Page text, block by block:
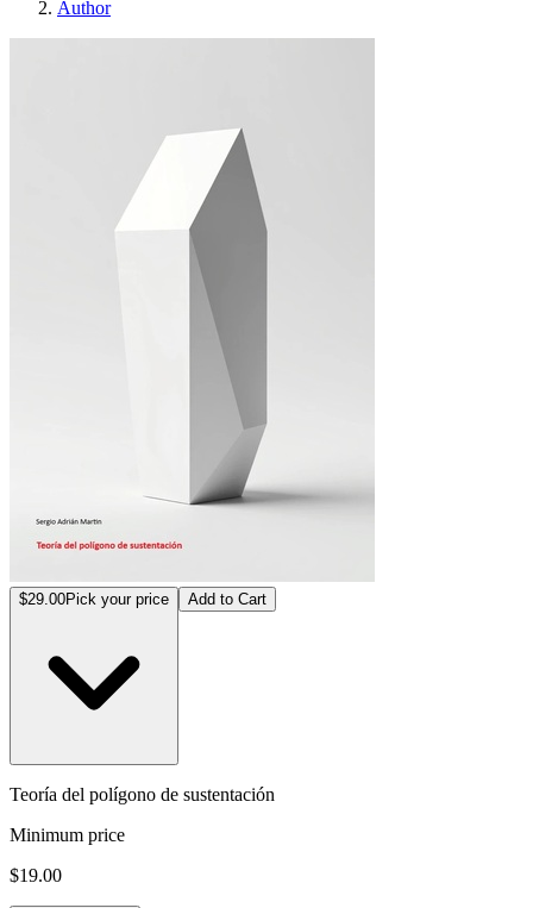
Author
$29.00Pick your price Add to Cart
Teoría del polígono de sustentación
Minimum price
$19.00